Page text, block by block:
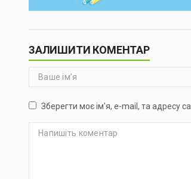
ЗАЛИШИТИ КОМЕНТАР
Зберегти моє ім'я, e-mail, та адресу